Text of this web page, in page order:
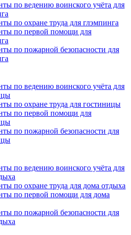
по ведению воинского учёта для
по охране труда для глэмпинга
по первой помощи для
по пожарной безопасности для
по ведению воинского учёта для
по охране труда для гостиницы
по первой помощи для
по пожарной безопасности для
по ведению воинского учёта для
по охране труда для дома отдыха
по первой помощи для дома
по пожарной безопасности для